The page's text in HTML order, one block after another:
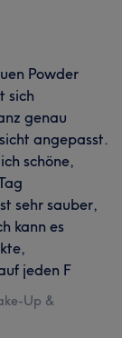
Powder
sich
genau
angepasst.
schöne,
sehr sauber,
kann es
jeden F
Up &